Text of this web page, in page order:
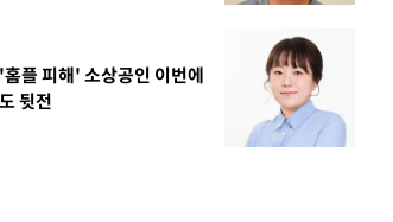
'홈플 피해' 소상공인 이번에
도 뒷전